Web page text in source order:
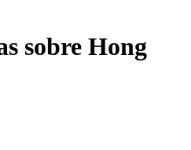
sobre Hong